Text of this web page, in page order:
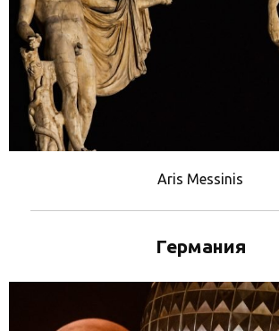
Aris Messinis
Германия